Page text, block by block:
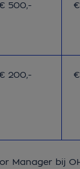
prijs
500,-
prijs
200,-
Manager bij